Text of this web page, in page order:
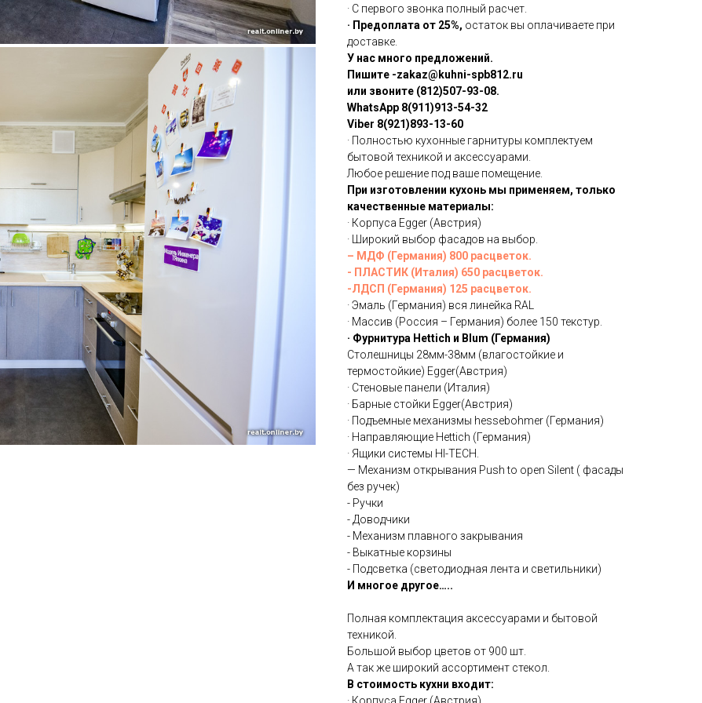
· С первого звонка полный расчет.
· Предоплата от 25%, остаток вы оплачиваете при
доставке.
У нас много предложений.
Пишите -zakaz@kuhni-spb812.ru
или звоните (812)507-93-08.
WhatsApp 8(911)913-54-32
Viber 8(921)893-13-60
· Полностью кухонные гарнитуры комплектуем
бытовой техникой и аксессуарами.
Любое решение под ваше помещение.
При изготовлении кухонь мы применяем, только
качественные материалы:
· Корпуса Egger (Австрия)
· Широкий выбор фасадов на выбор.
– МДФ (Германия) 800 расцветок.
- ПЛАСТИК (Италия) 650 расцветок.
-ЛДСП (Германия) 125 расцветок.
· Эмаль (Германия) вся линейка RAL
· Массив (Россия – Германия) более 150 текстур.
· Фурнитура Hettich и Blum (Германия)
Столешницы 28мм-38мм (влагостойкие и
термостойкие) Egger(Австрия)
· Стеновые панели (Италия)
· Барные стойки Egger(Австрия)
· Подъемные механизмы hessebohmer (Германия)
· Направляющие Hettich (Германия)
· Ящики системы HI-TECH.
— Механизм открывания Push to open Silent ( фасады
без ручек)
- Ручки
- Доводчики
- Механизм плавного закрывания
- Выкатные корзины
- Подсветка (светодиодная лента и светильники)
И многое другое…..
Полная комплектация аксессуарами и бытовой
техникой.
Большой выбор цветов от 900 шт.
А так же широкий ассортимент стекол.
В стоимость кухни входит: